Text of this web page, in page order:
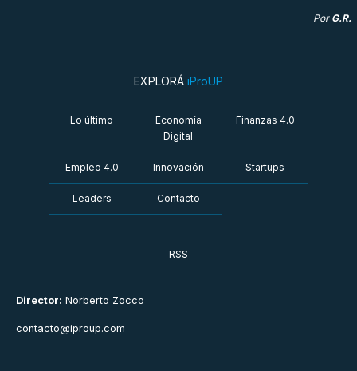
Por G.R.
Director: Norberto Zocco
contacto@iproup.com
EXPLORÁ iProUP
Lo último
Economía
Digital
Finanzas 4.0
Empleo 4.0 Innovación Startups
Leaders Contacto
RSS